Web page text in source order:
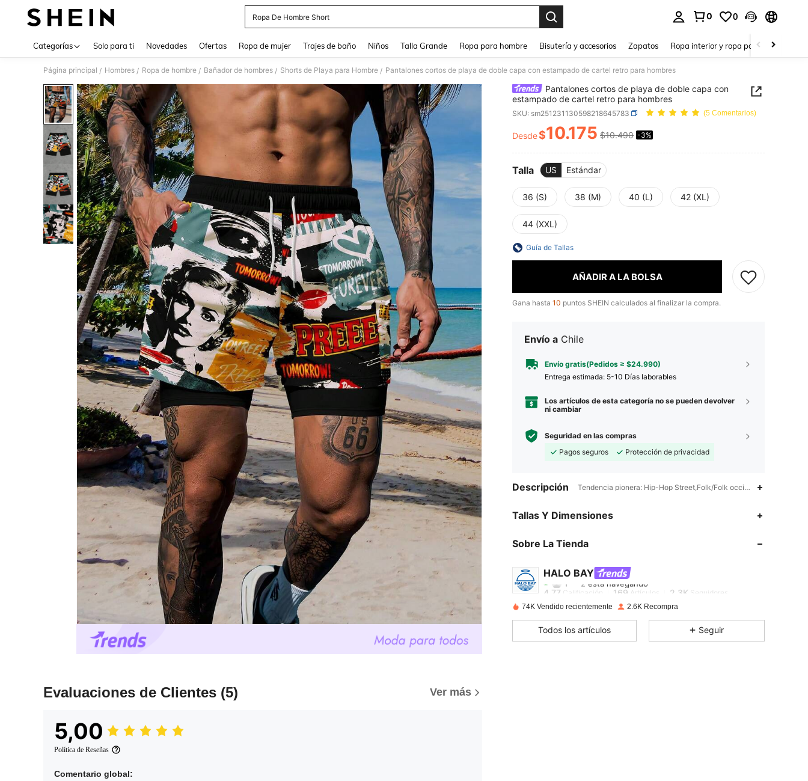
Ropa De Hombre Short
0 0
Categorías Solo para ti Novedades Ofertas Ropa de mujer Trajes de baño Niños Talla Grande Ropa para hombre Bisutería y accesorios Zapatos Ropa interior y ropa para dormir
Página principal / Hombres / Ropa de hombre / Bañador de hombres / Shorts de Playa para Hombre / Pantalones cortos de playa de doble capa con estampado de cartel retro para hombres
Evaluaciones de Clientes (5) Ver más
5,00
Política de Reseñas
Comentario global:
Pantalones cortos de playa de doble capa con
estampado de cartel retro para hombres
SKU: sm251231130598218645783 (5 Comentarios)
PRICE AND AVAILABILITY
Desde$10.175 $10.490 -3%
Talla US Estándar
36 (S) 38 (M) 40 (L) 42 (XL)
44 (XXL)
Guía de Tallas
AÑADIR A LA BOLSA
Gana hasta 10 puntos SHEIN calculados al finalizar la compra.
Envío a Chile
Envío gratis(Pedidos ≥ $24.990)
Entrega estimada: 5-10 Días laborables
Los artículos de esta categoría no se pueden devolver
ni cambiar
Seguridad en las compras
Pagos seguros
Protección de privacidad
Descripción Tendencia pionera: Hip-Hop Street,Folk/Folk
Tallas Y Dimensiones
Sobre La Tienda
HALO BAY
4,77
f***2 está navegando
4,77 Calificación 169Artículos 2.3K Seguidores
4,77
74K Vendido recientemente 2.6K Recompra
Todos los artículos Seguir